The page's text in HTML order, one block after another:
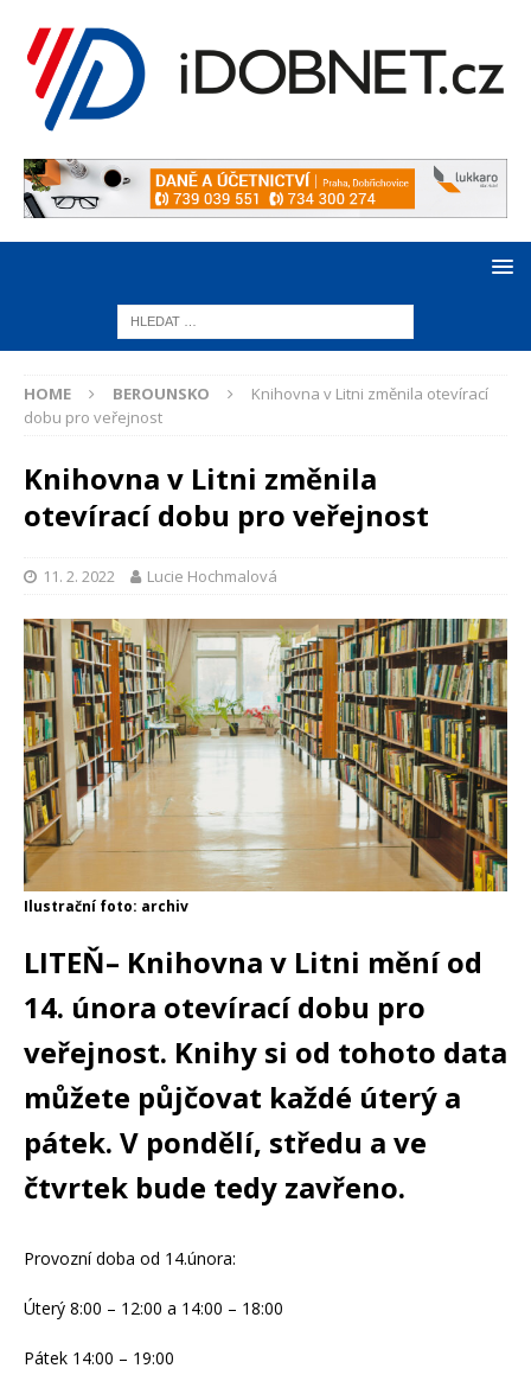
HOME BEROUNSKO
Knihovna v Litni změnila otevírací
dobu pro veřejnost
Knihovna v Litni změnila
otevírací dobu pro veřejnost
11. 2. 2022 Lucie Hochmalová
Ilustrační foto: archiv
LITEŇ– Knihovna v Litni mění od
14. února otevírací dobu pro
veřejnost. Knihy si od tohoto data
můžete půjčovat každé úterý a
pátek. V pondělí, středu a ve
čtvrtek bude tedy zavřeno.
Provozní doba od 14.února:
Úterý 8:00 – 12:00 a 14:00 – 18:00
Pátek 14:00 – 19:00